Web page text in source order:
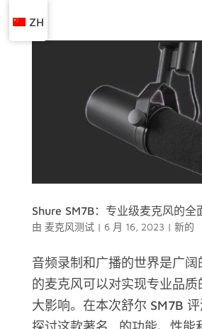
Shure SM7B：专业级麦克风的全
由 麦克风测试| 6 月 16, 2023 | 新的
音频录制和广播的世界是广
的麦克风可以对实现专业品质
大影响。在本次舒尔 SM7B
ZH